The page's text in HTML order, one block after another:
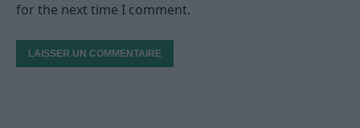
for the next time I comment.